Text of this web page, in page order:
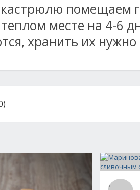
помещаем
месте на 4-6
хранить их